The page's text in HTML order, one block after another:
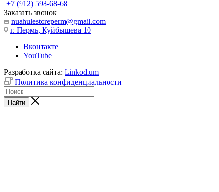
+7 (912) 598-68-68
Заказать звонок
nuahulestoreperm@gmail.com
г. Пермь, Куйбышева 10
Вконтакте
YouTube
Разработка сайта: Linkodium
Политика конфиденциальности
Найти